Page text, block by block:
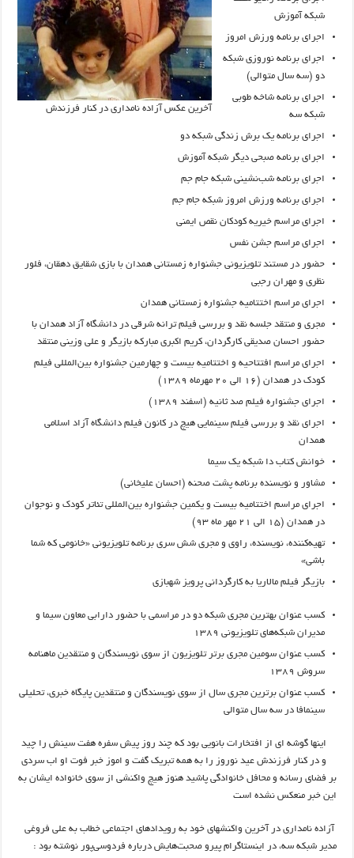
آخرین عکس آزاده نامداری در کنار فرزندش
شبکه آموزش
اجرای برنامه ورزش امروز
اجرای برنامه نوروزی شبکه
دو (سه سال متوالی)
اجرای برنامه شاخه طوبی
شبکه سه
اجرای برنامه یک برش زندگی شبکه دو
اجرای برنامه صبحی دیگر شبکه آموزش
اجرای برنامه شب‌نشینی شبکه جام جم
اجرای برنامه ورزش امروز شبکه جام جم
اجرای مراسم خیریه کودکان نقص ایمنی
اجرای مراسم جشن نفس
حضور در مستند تلویزیونی جشنواره زمستانی همدان با بازی شقایق دهقان، فلور
نظری و مهران رجبی
اجرای مراسم اختتامیه جشنواره زمستانی همدان
مجری و منتقد جلسه نقد و بررسی فیلم ترانه شرقی در دانشگاه آزاد همدان با
حضور احسان صدیقی کارگردان، کریم اکبری مبارکه بازیگر و علی وزینی منتقد
اجرای مراسم افتتاحیه و اختتامیه بیست و چهارمین جشنواره بین‌المللی فیلم
کودک در همدان (۱۶ الی ۲۰ مهرماه ۱۳۸۹)
اجرای جشنواره فیلم صد ثانیه (اسفند ۱۳۸۹)
اجرای نقد و بررسی فیلم سینمایی هیچ در کانون فیلم دانشگاه آزاد اسلامی
همدان
خوانش کتاب دا شبکه یک سیما
مشاور و نویسنده برنامه پشت صحنه (احسان علیخانی)
اجرای مراسم اختتامیه بیست و یکمین جشنواره بین‌المللی تئاتر کودک و نوجوان
در همدان (۱۵ الی ۲۱ مهر ماه ۹۳)
تهیه‌کننده، نویسنده، راوی و مجری شش سری برنامه تلویزیونی «خانومی که شما
باشی»
بازیگر فیلم مالاریا به کارگردانی پرویز شهبازی
کسب عنوان بهترین مجری شبکه دو در مراسمی با حضور دارابی معاون سیما و
مدیران شبکه‌های تلویزیونی ۱۳۸۹
کسب عنوان سومین مجری برتر تلویزیون از سوی نویسندگان و منتقدین ماهنامه
سروش ۱۳۸۹
کسب عنوان برترین مجری سال از سوی نویسندگان و منتقدین پایگاه خبری، تحلیلی
سینمافا در سه سال متوالی
اینها گوشه ای از افتخارات بانویی بود که چند روز پیش سفره هفت سینش را چید
و در کنار فرزندش عید نوروز را به همه تبریک گفت و اموز خبر فوت او اب سردی
بر فضای رسانه و محافل خانوادگی پاشید هنوز هیچ واکنشی از سوی خانواده ایشان به
این خبر منعکس نشده است
آزاده نامداری در آخرین واکنشهای خود به رویدادهای اجتماعی خطاب به علی فروغی
مدیر شبکه سه، در اینستاگرام پیرو صحبت‌هایش درباره فردوسی‌پور نوشته بود :